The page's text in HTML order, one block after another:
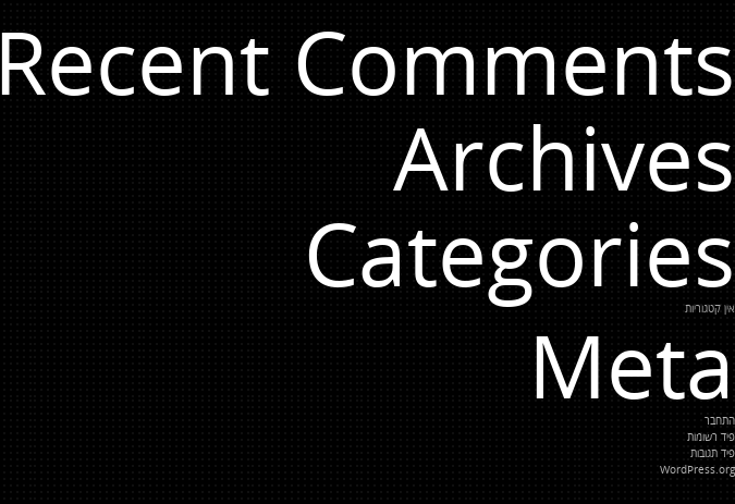
Recent Comments
Archives
Categories
אין קטגוריות
Meta
התחבר
פיד רשומות
פיד תגובות
WordPress.org